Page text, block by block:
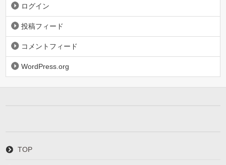
ログイン
投稿フィード
コメントフィード
WordPress.org
TOP